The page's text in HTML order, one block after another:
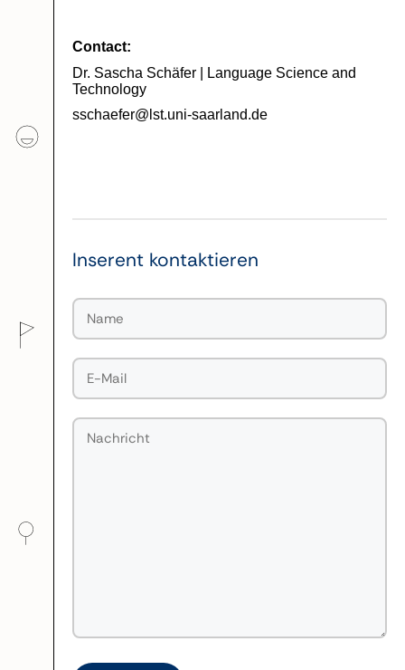
Contact:
Dr. Sascha Schäfer | Language Science and
Technology
sschaefer@lst.uni-saarland.de
Inserent kontaktieren